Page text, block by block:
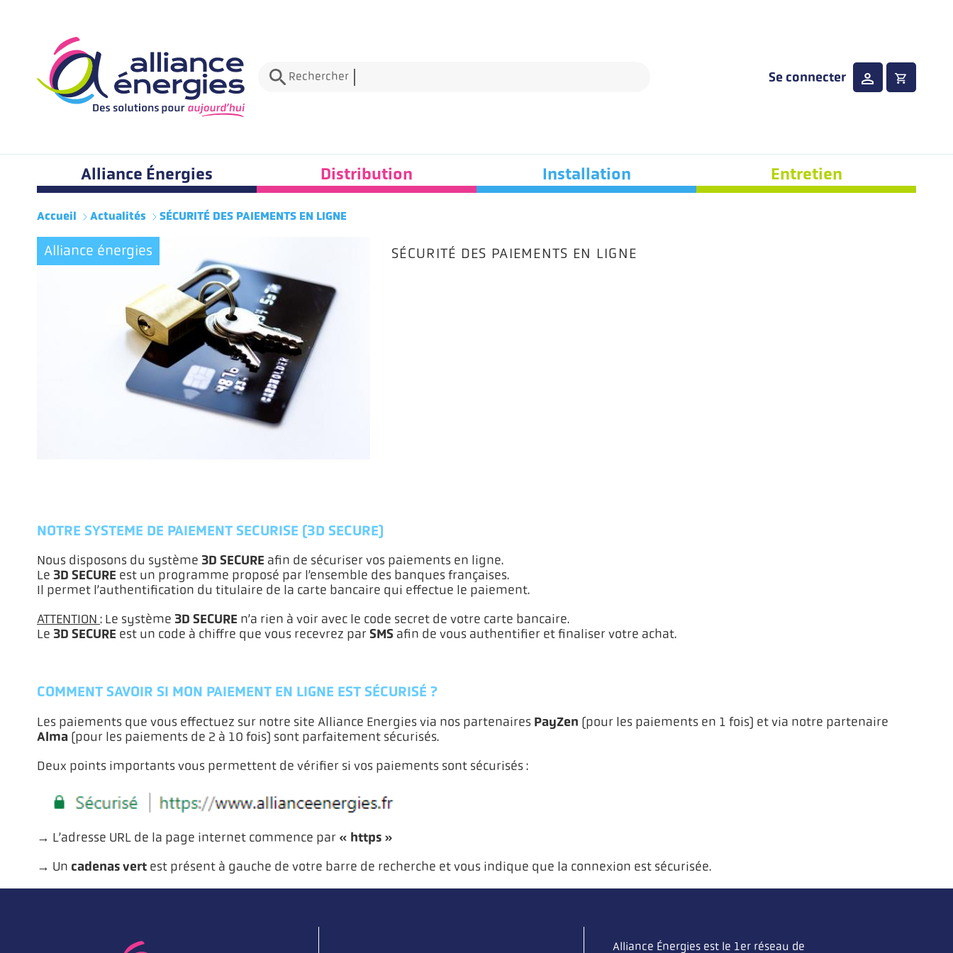
Rechercher Se connecter
Menu principale
Alliance Énergies Distribution Installation Entretien
Accueil Actualités SÉCURITÉ DES PAIEMENTS EN LIGNE
Alliance énergies SÉCURITÉ DES PAIEMENTS EN LIGNE
NOTRE SYSTEME DE PAIEMENT SECURISE (3D SECURE)
Nous disposons du système 3D SECURE afin de sécuriser vos paiements en ligne.
Le 3D SECURE est un programme proposé par l’ensemble des banques françaises.
Il permet l’authentification du titulaire de la carte bancaire qui effectue le paiement.
ATTENTION : Le système 3D SECURE n’a rien à voir avec le code secret de votre carte bancaire.
Le 3D SECURE est un code à chiffre que vous recevrez par SMS afin de vous authentifier et finaliser votre achat.
COMMENT SAVOIR SI MON PAIEMENT EN LIGNE EST SÉCURISÉ ?
Les paiements que vous effectuez sur notre site Alliance Energies via nos partenaires PayZen (pour les paiements en 1 fois) et via notre partenaire
Alma (pour les paiements de 2 à 10 fois) sont parfaitement sécurisés.
Deux points importants vous permettent de vérifier si vos paiements sont sécurisés :
→ L’adresse URL de la page internet commence par « https »
→ Un cadenas vert est présent à gauche de votre barre de recherche et vous indique que la connexion est sécurisée.
Alliance Énergies est le 1er réseau de